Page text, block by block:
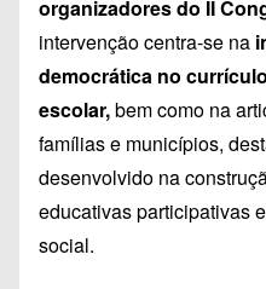
organizadores do II
intervenção centra-se na
democrática no
escolar,bem como na
famílias e municípios,
desenvolvido na
educativas participativas
social.